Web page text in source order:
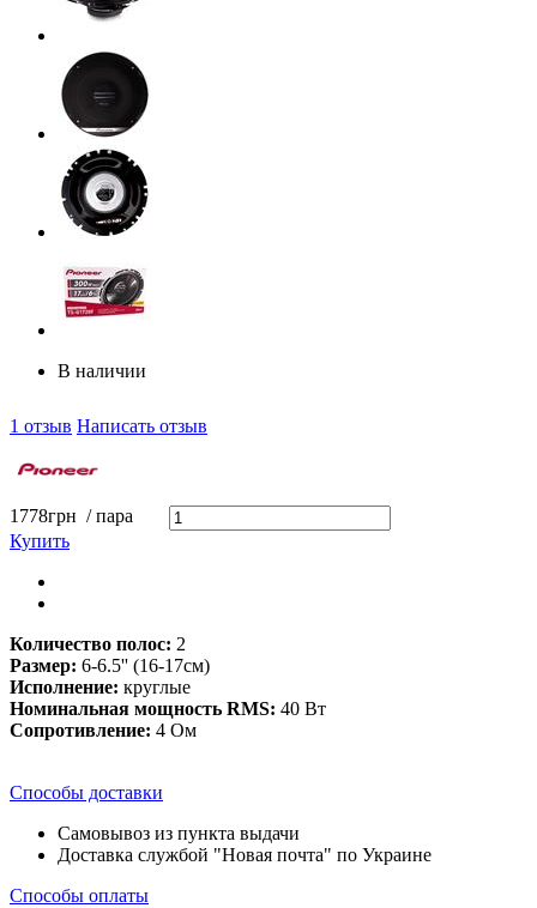
В наличии
1 отзыв Написать отзыв
1778грн / пара
Купить
Количество полос: 2
Размер: 6-6.5'' (16-17см)
Исполнение: круглые
Номинальная мощность RMS: 40 Вт
Сопротивление: 4 Ом
Способы доставки
Самовывоз из пункта выдачи
Доставка службой "Новая почта" по Украине
Способы оплаты